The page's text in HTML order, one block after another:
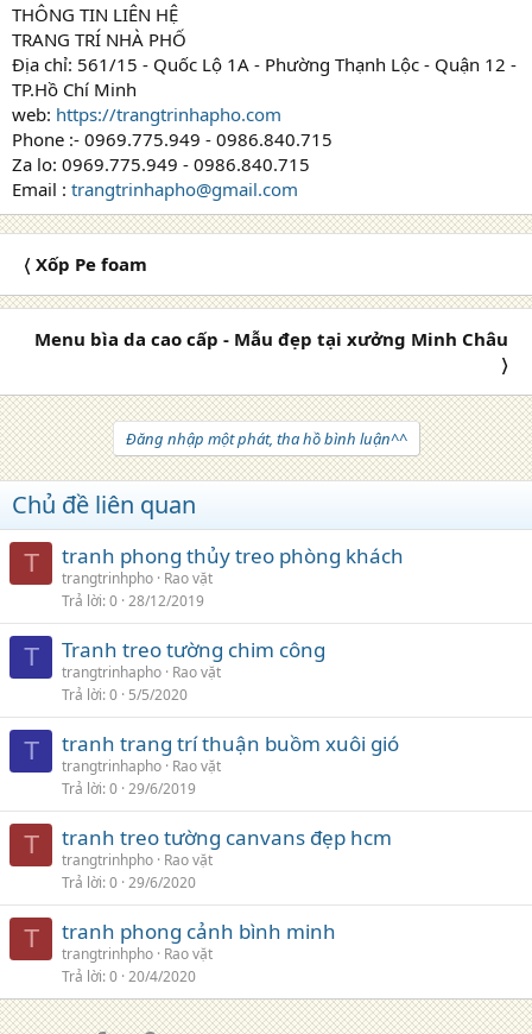
THÔNG TIN LIÊN HỆ
TRANG TRÍ NHÀ PHỐ
Địa chỉ: 561/15 - Quốc Lộ 1A - Phường Thạnh Lộc - Quận 12 -
TP.Hồ Chí Minh
web: https://trangtrinhapho.com
Phone :- 0969.775.949 - 0986.840.715
Za lo: 0969.775.949 - 0986.840.715
Email : trangtrinhapho@gmail.com
〈 Xốp Pe foam
Menu bìa da cao cấp - Mẫu đẹp tại xưởng Minh Châu
〉
Đăng nhập một phát, tha hồ bình luận^^
Chủ đề liên quan
T tranh phong thủy treo phòng khách
trangtrinhpho Rao vặt
Trả lời 0 28/12/2019
T Tranh treo tường chim công
trangtrinhapho Rao vặt
Trả lời 0 5/5/2020
T tranh trang trí thuận buồm xuôi gió
trangtrinhapho Rao vặt
Trả lời 0 29/6/2019
T tranh treo tường canvans đẹp hcm
trangtrinhpho Rao vặt
Trả lời 0 29/6/2020
T tranh phong cảnh bình minh
trangtrinhpho Rao vặt
Trả lời 0 20/4/2020